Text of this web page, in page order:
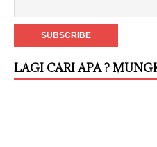
LAGI CARI APA ?